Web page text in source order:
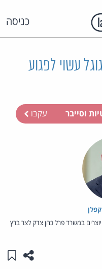
כניסה
עשוי לפגוע
וסייבר עקבו
במשרד פרל כהן צדק לצר ברץ
שתפו